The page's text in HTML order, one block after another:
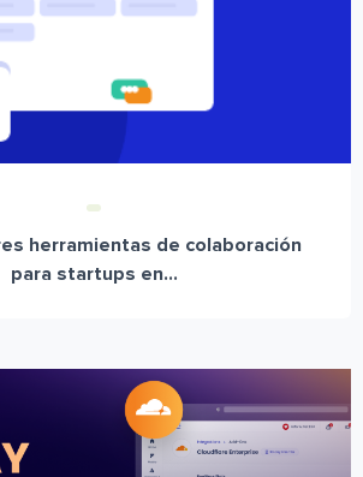
herramientas de colaboración
para startups en...